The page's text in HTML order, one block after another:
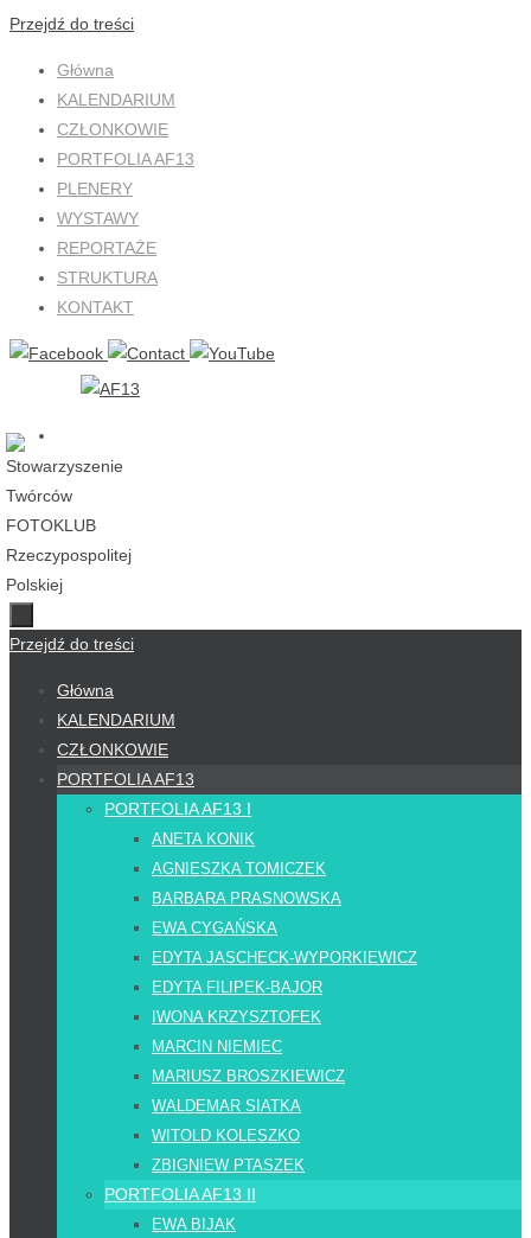
Przejdź do treści
Główna
KALENDARIUM
CZŁONKOWIE
PORTFOLIA AF13
PLENERY
WYSTAWY
REPORTAŻE
STRUKTURA
KONTAKT
Przejdź do treści
Główna
KALENDARIUM
CZŁONKOWIE
PORTFOLIA AF13
PORTFOLIA AF13 I
ANETA KONIK
AGNIESZKA TOMICZEK
BARBARA PRASNOWSKA
EWA CYGAŃSKA
EDYTA JASCHECK-WYPORKIEWICZ
EDYTA FILIPEK-BAJOR
IWONA KRZYSZTOFEK
MARCIN NIEMIEC
MARIUSZ BROSZKIEWICZ
WALDEMAR SIATKA
WITOLD KOLESZKO
ZBIGNIEW PTASZEK
PORTFOLIA AF13 II
EWA BIJAK